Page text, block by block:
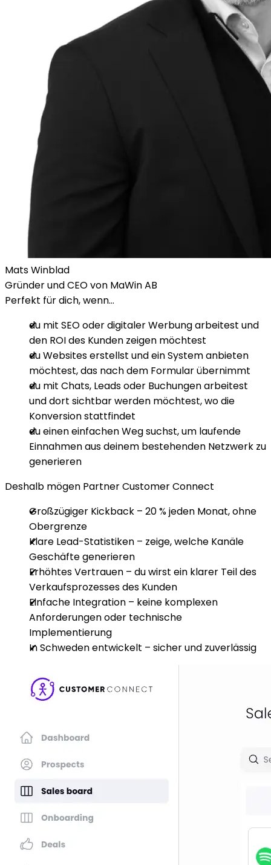
Mats Winblad
Gründer und CEO von MaWin AB
Perfekt für dich, wenn…
du mit SEO oder digitaler Werbung arbeitest und
den ROI des Kunden zeigen möchtest
du Websites erstellst und ein System anbieten
möchtest, das nach dem Formular übernimmt
du mit Chats, Leads oder Buchungen arbeitest
und dort sichtbar werden möchtest, wo die
Konversion stattfindet
du einen einfachen Weg suchst, um laufende
Einnahmen aus deinem bestehenden Netzwerk zu
generieren
Deshalb mögen Partner Customer Connect
Großzügiger Kickback – 20 % jeden Monat, ohne
Obergrenze
Klare Lead-Statistiken – zeige, welche Kanäle
Geschäfte generieren
Erhöhtes Vertrauen – du wirst ein klarer Teil des
Verkaufsprozesses des Kunden
Einfache Integration – keine komplexen
Anforderungen oder technische
Implementierung
In Schweden entwickelt – sicher und zuverlässig